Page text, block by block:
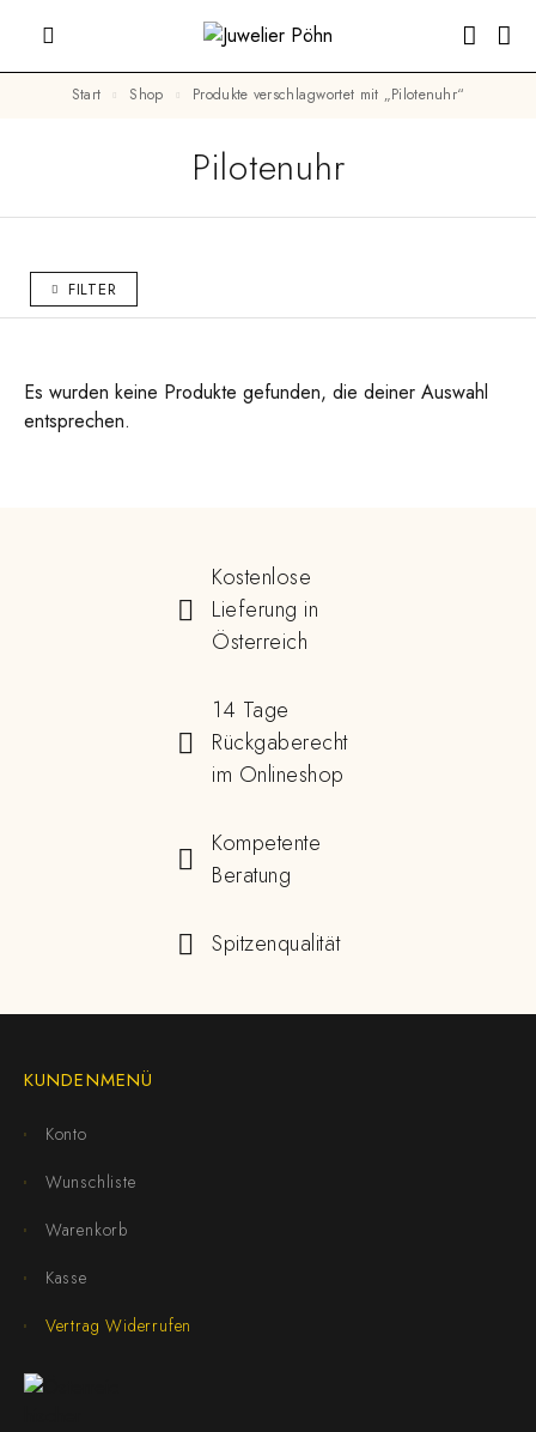
Start Shop Produkte verschlagwortet mit „Pilotenuhr“
Pilotenuhr
FILTER
Es wurden keine Produkte gefunden, die deiner Auswahl
entsprechen.
Kostenlose
Lieferung in
Österreich
14 Tage
Rückgaberecht
im Onlineshop
Kompetente
Beratung
Spitzenqualität
KUNDENMENÜ
Konto
Wunschliste
Warenkorb
Kasse
Vertrag Widerrufen